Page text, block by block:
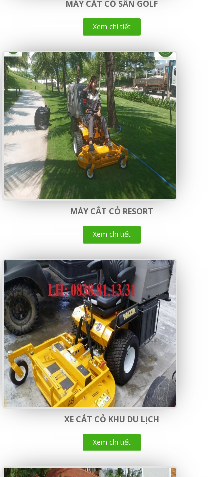
MÁY CẮT CỎ SÂN GOLF
Xem chi tiết
MÁY CẮT CỎ RESORT
Xem chi tiết
XE CẮT CỎ KHU DU LỊCH
Xem chi tiết